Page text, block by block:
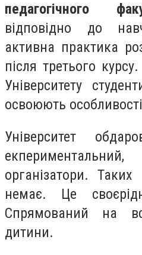
педагогічного
відповідно до
активна практика
після третього
Університету
освоюють
Університет
організатори. Таких
немає. Це
Спрямований на
дитини.